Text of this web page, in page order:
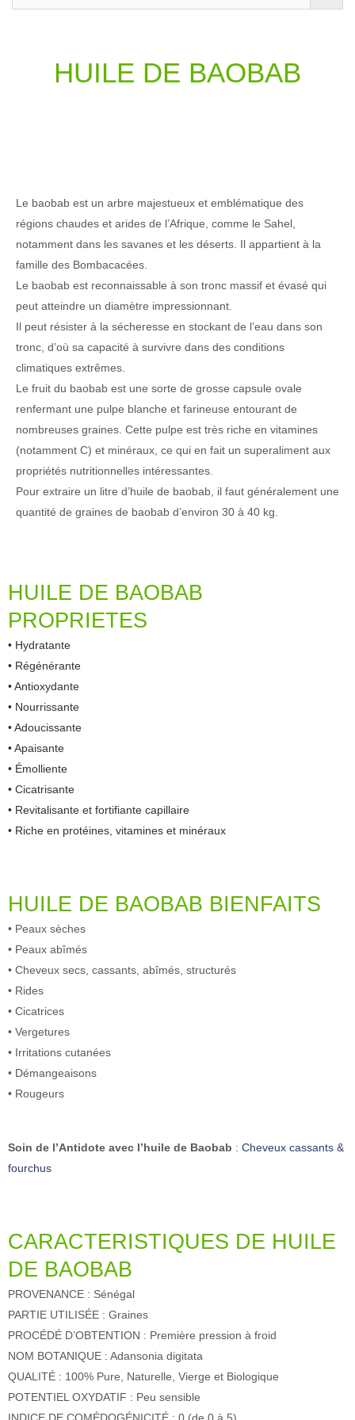
HUILE DE BAOBAB
Le baobab est un arbre majestueux et emblématique des
régions chaudes et arides de l’Afrique, comme le Sahel,
notamment dans les savanes et les déserts. Il appartient à la
famille des Bombacacées.
Le baobab est reconnaissable à son tronc massif et évasé qui
peut atteindre un diamètre impressionnant.
Il peut résister à la sécheresse en stockant de l’eau dans son
tronc, d’où sa capacité à survivre dans des conditions
climatiques extrêmes.
Le fruit du baobab est une sorte de grosse capsule ovale
renfermant une pulpe blanche et farineuse entourant de
nombreuses graines. Cette pulpe est très riche en vitamines
(notamment C) et minéraux, ce qui en fait un superaliment aux
propriétés nutritionnelles intéressantes.
Pour extraire un litre d’huile de baobab, il faut généralement une
quantité de graines de baobab d’environ 30 à 40 kg.
HUILE DE BAOBAB
PROPRIETES
• Hydratante
• Régénérante
• Antioxydante
• Nourrissante
• Adoucissante
• Apaisante
• Émolliente
• Cicatrisante
• Revitalisante et fortifiante capillaire
• Riche en protéines, vitamines et minéraux
HUILE DE BAOBAB BIENFAITS
• Peaux sèches
• Peaux abîmés
• Cheveux secs, cassants, abîmés, structurés
• Rides
• Cicatrices
• Vergetures
• Irritations cutanées
• Démangeaisons
• Rougeurs
Soin de l’Antidote avec l’huile de Baobab : Cheveux cassants &
fourchus
CARACTERISTIQUES DE HUILE
DE BAOBAB
PROVENANCE : Sénégal
PARTIE UTILISÉE : Graines
PROCÉDÉ D’OBTENTION : Première pression à froid
NOM BOTANIQUE : Adansonia digitata
QUALITÉ : 100% Pure, Naturelle, Vierge et Biologique
POTENTIEL OXYDATIF : Peu sensible
INDICE DE COMÉDOGÉNICITÉ : 0 (de 0 à 5)